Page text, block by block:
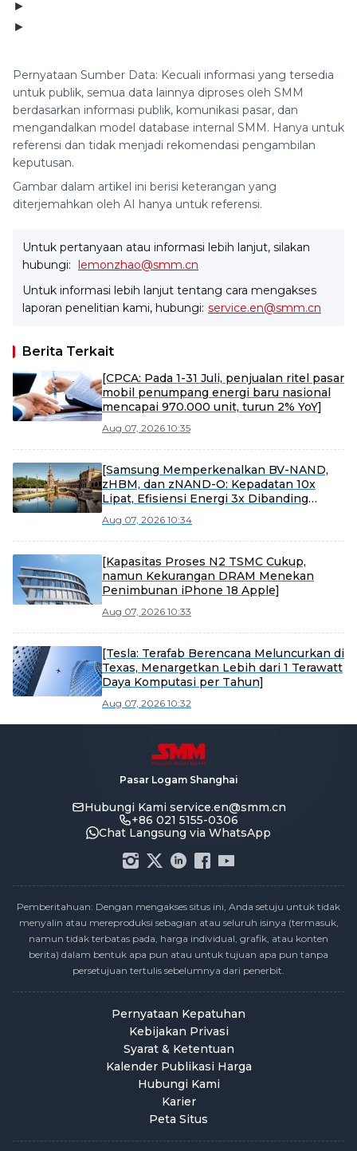
►
►
Pernyataan Sumber Data: Kecuali informasi yang tersedia
untuk publik, semua data lainnya diproses oleh SMM
berdasarkan informasi publik, komunikasi pasar, dan
mengandalkan model database internal SMM. Hanya untuk
referensi dan tidak menjadi rekomendasi pengambilan
keputusan.
Gambar dalam artikel ini berisi keterangan yang
diterjemahkan oleh AI hanya untuk referensi.
Untuk pertanyaan atau informasi lebih lanjut, silakan
hubungi:
lemonzhao@smm.cn
Untuk informasi lebih lanjut tentang cara mengakses
laporan penelitian kami, hubungi: service.en@smm.cn
Berita Terkait
[CPCA: Pada 1-31 Juli, penjualan ritel pasar
mobil penumpang energi baru nasional
mencapai 970.000 unit, turun 2% YoY]
Aug 07, 2026 10:35
[Samsung Memperkenalkan BV-NAND,
zHBM, dan zNAND-O: Kepadatan 10x
Lipat, Efisiensi Energi 3x Dibanding
Aug 07, 2026 10:34
[Kapasitas Proses N2 TSMC Cukup,
namun Kekurangan DRAM Menekan
Penimbunan iPhone 18 Apple]
Aug 07, 2026 10:33
[Tesla: Terafab Berencana Meluncurkan di
Texas, Menargetkan Lebih dari 1 Terawatt
Daya Komputasi per Tahun]
Aug 07, 2026 10:32
Pasar Logam Shanghai
Hubungi Kami service.en@smm.cn
+86 021 5155-0306
Chat Langsung via WhatsApp
Pemberitahuan: Dengan mengakses situs ini, Anda setuju untuk tidak
menyalin atau mereproduksi sebagian atau seluruh isinya (termasuk,
namun tidak terbatas pada, harga individual, grafik, atau konten
berita) dalam bentuk apa pun atau untuk tujuan apa pun tanpa
persetujuan tertulis sebelumnya dari penerbit.
Pernyataan Kepatuhan
Kebijakan Privasi
Syarat & Ketentuan
Kalender Publikasi Harga
Hubungi Kami
Karier
Peta Situs